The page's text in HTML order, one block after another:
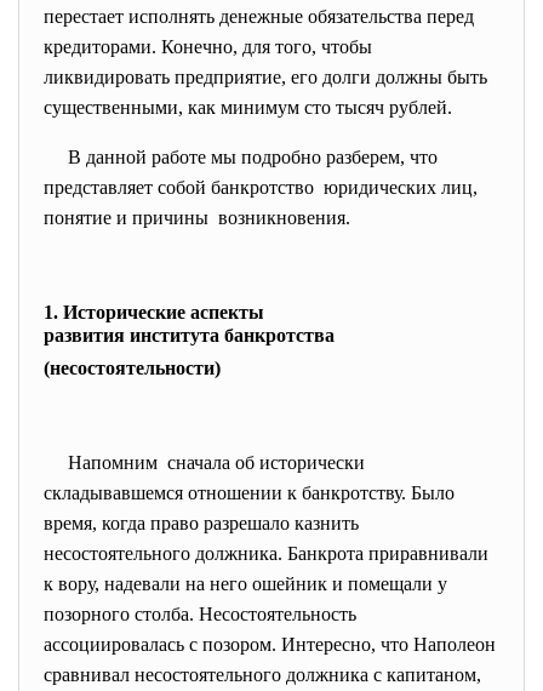
перестает исполнять денежные обязательства перед
кредиторами. Конечно, для того, чтобы
ликвидировать предприятие, его долги должны быть
существенными, как минимум сто тысяч рублей.
В данной работе мы подробно разберем, что
представляет собой банкротство юридических лиц,
понятие и причины возникновения.
1. Исторические аспекты
развития института банкротства
(несостоятельности)
Напомним сначала об исторически
складывавшемся отношении к банкротству. Было
время, когда право разрешало казнить
несостоятельного должника. Банкрота приравнивали
к вору, надевали на него ошейник и помещали у
позорного столба. Несостоятельность
ассоциировалась с позором. Интересно, что Наполеон
сравнивал несостоятельного должника с капитаном,